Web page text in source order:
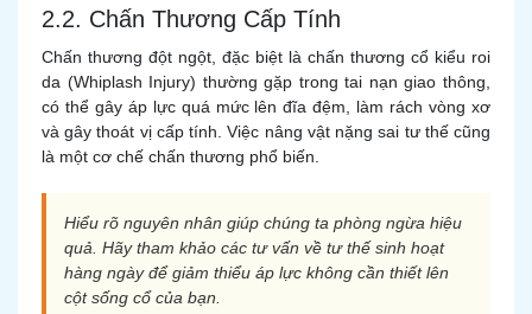
2.2. Chấn Thương Cấp Tính
Chấn thương đột ngột, đặc biệt là chấn thương cổ kiểu roi
da (Whiplash Injury) thường gặp trong tai nạn giao thông,
có thể gây áp lực quá mức lên đĩa đệm, làm rách vòng xơ
và gây thoát vị cấp tính. Việc nâng vật nặng sai tư thế cũng
là một cơ chế chấn thương phổ biến.
Hiểu rõ nguyên nhân giúp chúng ta phòng ngừa hiệu
quả. Hãy tham khảo các tư vấn về tư thế sinh hoạt
hàng ngày để giảm thiểu áp lực không cần thiết lên
cột sống cổ của bạn.